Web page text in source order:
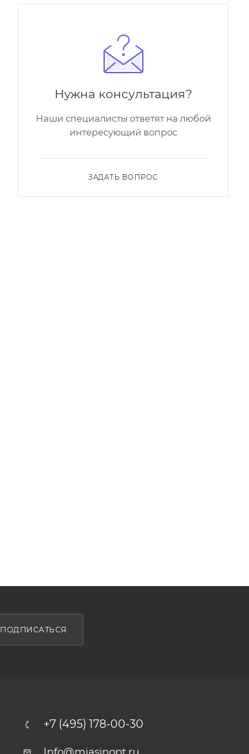
Нужна консультация?
Наши специалисты ответят на любой
интересующий вопрос
ЗАДАТЬ ВОПРОС
ПОДПИСАТЬСЯ
+7 (495) 178-00-30